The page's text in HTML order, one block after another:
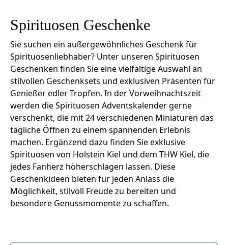
Spirituosen Geschenke
Sie suchen ein außergewöhnliches Geschenk für
Spirituosenliebhaber? Unter unseren Spirituosen
Geschenken finden Sie eine vielfältige Auswahl an
stilvollen Geschenksets und exklusiven Präsenten für
Genießer edler Tropfen. In der Vorweihnachtszeit
werden die Spirituosen Adventskalender gerne
verschenkt, die mit 24 verschiedenen Miniaturen das
tägliche Öffnen zu einem spannenden Erlebnis
machen. Ergänzend dazu finden Sie exklusive
Spirituosen von Holstein Kiel und dem THW Kiel, die
jedes Fanherz höherschlagen lassen. Diese
Geschenkideen bieten für jeden Anlass die
Möglichkeit, stilvoll Freude zu bereiten und
besondere Genussmomente zu schaffen.